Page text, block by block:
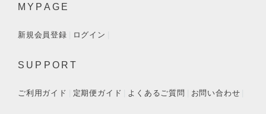
MYPAGE
新規会員登録 ログイン
SUPPORT
ご利用ガイド 定期便ガイド よくあるご質問 お問い合わせ